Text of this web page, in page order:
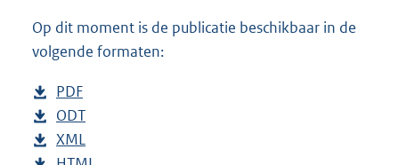
:
Op dit moment is de publicatie beschikbaar in de
volgende formaten:
D
o
w
PDF
e
s
D
o
ODT
D
XML